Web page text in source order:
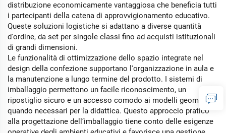
distribuzione economicamente vantaggiosa che beneficia tutti
i partecipanti della catena di approvvigionamento educativo.
Queste soluzioni logistiche si adattano a diverse quantità
d'ordine, da set per singole classi fino ad acquisti istituzionali
di grandi dimensioni.
Le funzionalità di ottimizzazione dello spazio integrate nel
design della confezione supportano l'organizzazione in aula e
la manutenzione a lungo termine del prodotto. I sistemi di
imballaggio permettono un facile riconoscimento, un
ripostiglio sicuro e un accesso comodo ai modelli geometrici
quando necessari per la didattica. Questo approccio pratico
alla progettazione dell’imballaggio tiene conto delle esigenze